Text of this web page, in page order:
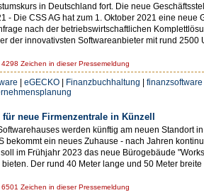
in Deutschland fort. Die neue
Die CSS AG hat zum 1. Oktober 2021 eine neue
nach der betriebswirtschaftlichen
der innovativsten Softwareanbieter mit rund 2500
Zeichen in dieser Pressemeldung
| eGECKO | Finanzbuchhaltung | finanzsoftware
neue Firmenzentrale in Künzell
werden künftig am neuen Standort
ein neues Zuhause - nach Jahren
im Frühjahr 2023 das neue Bürogebäude
Der rund 40 Meter lange und 50 Meter
Zeichen in dieser Pressemeldung